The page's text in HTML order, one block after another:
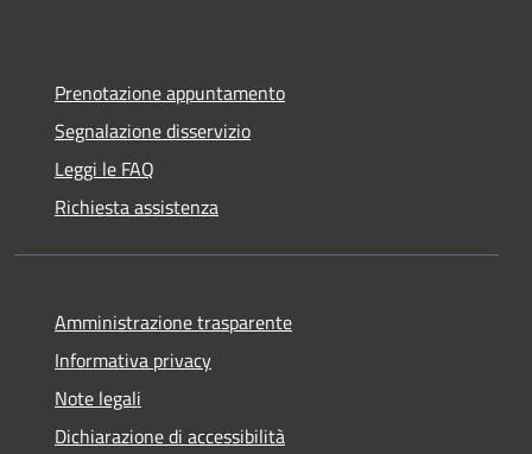
Prenotazione appuntamento
Segnalazione disservizio
Leggi le FAQ
Richiesta assistenza
Amministrazione trasparente
Informativa privacy
Note legali
Dichiarazione di accessibilità